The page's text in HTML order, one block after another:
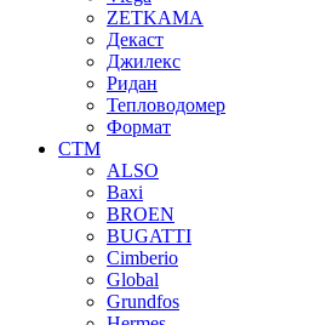
ZETKAMA
Декаст
Джилекс
Ридан
Тепловодомер
Формат
СТМ
ALSO
Baxi
BROEN
BUGATTI
Cimberio
Global
Grundfos